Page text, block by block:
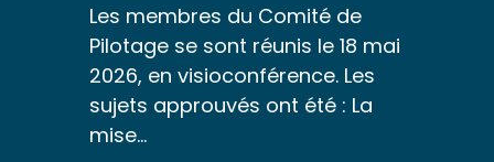
Les membres du Comité de
Pilotage se sont réunis le 18 mai
2026, en visioconférence. Les
sujets approuvés ont été : La
mise…